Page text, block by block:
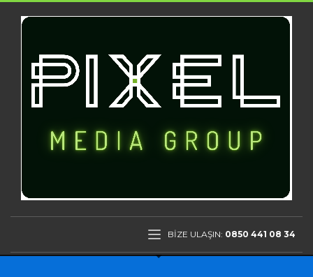
BİZE ULAŞIN: 0850 441 08 34